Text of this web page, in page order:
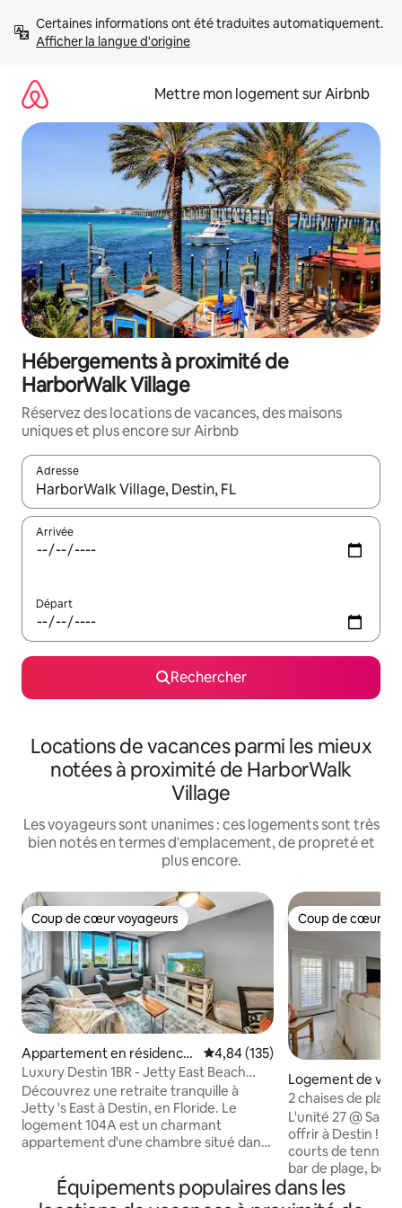
directement
Afficher la langue d'origine
Mettre mon logement sur Airbnb
Hébergements à proximité de
HarborWalk Village
Réservez des locations de vacances, des maisons
uniques et plus encore sur Airbnb
Adresse
Lorsque les résultats s'affichent, utilisez les flèches vers le
Arrivée
Départ
Rechercher
Locations de vacances parmi les mieux
notées à proximité de HarborWalk
Village
Les voyageurs sont unanimes : ces logements sont très
bien notés en termes d'emplacement, de propreté et
plus encore.
Coup de cœur voyageurs
Coup de cœur voyageurs
Appartement en résidence
⋅ Destin
Évaluation moyenne sur la
4,84 (135)
Luxury Destin 1BR - Jetty East Beach
Resort Condo
Découvrez une retraite tranquille à
Jetty 's East à Destin, en Floride. Le
logement 104A est un charmant
appartement d'une chambre situé dans
d'un accès direct à la plage à quelques
pas. Détendez-vous dans le salon
Coup de cœur
Coup de cœur
Logement de
stin
2 chaises de
Sandpiper Cove
L'unité 27 @
offrir à Destin ! 5
courts de tennis,
bar de plage,
de neuf trous
dispose d'une
Équipements populaires dans les